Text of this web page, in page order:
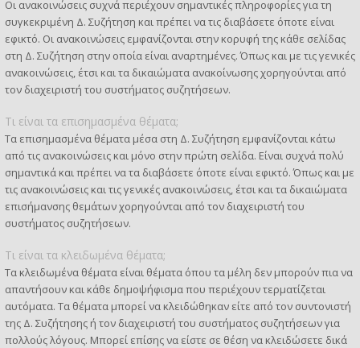
Οι ανακοινώσεις συχνά περιέχουν σημαντικές πληροφορίες για τη
συγκεκριμένη Δ. Συζήτηση και πρέπει να τις διαβάσετε όποτε είναι
εφικτό. Οι ανακοινώσεις εμφανίζονται στην κορυφή της κάθε σελίδας
στη Δ. Συζήτηση στην οποία είναι αναρτημένες. Όπως και με τις γενικές
ανακοινώσεις, έτσι και τα δικαιώματα ανακοίνωσης χορηγούνται από
τον διαχειριστή του συστήματος συζητήσεων.
Τι είναι τα επισημασμένα θέματα;
Τα επισημασμένα θέματα μέσα στη Δ. Συζήτηση εμφανίζονται κάτω
από τις ανακοινώσεις και μόνο στην πρώτη σελίδα. Είναι συχνά πολύ
σημαντικά και πρέπει να τα διαβάσετε όποτε είναι εφικτό. Όπως και με
τις ανακοινώσεις και τις γενικές ανακοινώσεις, έτσι και τα δικαιώματα
επισήμανσης θεμάτων χορηγούνται από τον διαχειριστή του
συστήματος συζητήσεων.
Τι είναι τα κλειδωμένα θέματα;
Τα κλειδωμένα θέματα είναι θέματα όπου τα μέλη δεν μπορούν πια να
απαντήσουν και κάθε δημοψήφισμα που περιέχουν τερματίζεται
αυτόματα. Τα θέματα μπορεί να κλειδώθηκαν είτε από τον συντονιστή
της Δ. Συζήτησης ή τον διαχειριστή του συστήματος συζητήσεων για
πολλούς λόγους. Μπορεί επίσης να είστε σε θέση να κλειδώσετε δικά